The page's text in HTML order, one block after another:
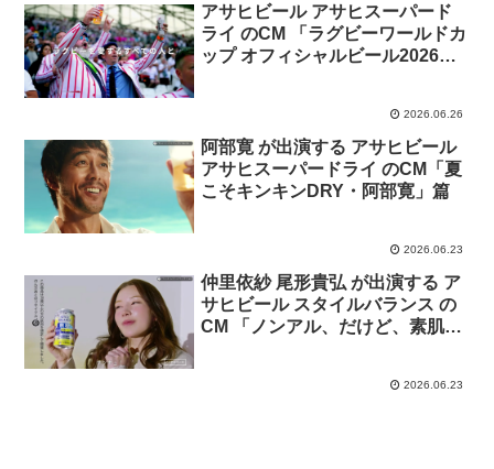
アサヒビール アサヒスーパード
ライ のCM 「ラグビーワールドカ
ップ オフィシャルビール2026
2026.06.26
阿部寛 が出演する アサヒビール
アサヒスーパードライ のCM「夏
こそキンキンDRY・阿部寛」篇
2026.06.23
仲里依紗 尾形貴弘 が出演する ア
サヒビール スタイルバランス の
CM 「ノンアル、だけど、素肌サ
ル、だけど、食生活サポートも」
2026.06.23